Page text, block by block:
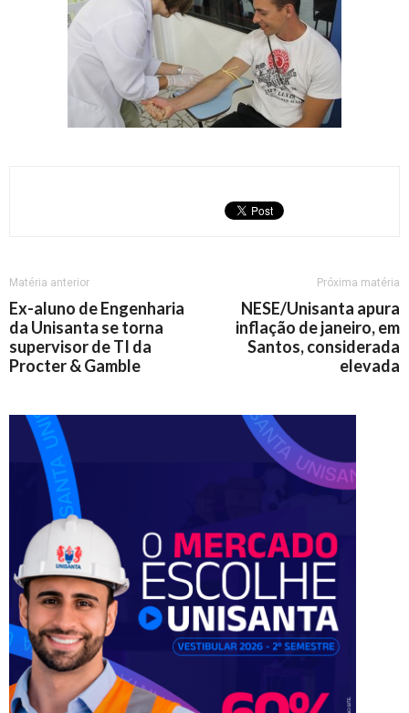
Matéria anterior
Ex-aluno de Engenharia
da Unisanta se torna
supervisor de TI da
Procter & Gamble
Próxima matéria
NESE/Unisanta apura
inflação de janeiro, em
Santos, considerada
elevada